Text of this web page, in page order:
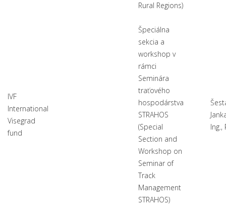
Rural Regions)
IVF
International
Visegrad
fund
Špeciálna
sekcia a
workshop v
rámci
Seminára
traťového
hospodárstva
STRAHOS
(Special
Section and
Workshop on
Seminar of
Track
Management
STRAHOS)
Ing.,